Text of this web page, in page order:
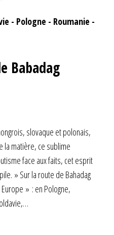
- Pologne - Roumanie -
Babadag
slovaque et polonais,
la matière, ce sublime
face aux faits, cet esprit
» Sur la route de Bahadag
» : en Pologne,